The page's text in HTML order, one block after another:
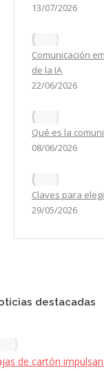
13/07/2026
Comunicación
de la IA
22/06/2026
Qué es la
08/06/2026
Claves para
29/05/2026
destacadas
de cartón